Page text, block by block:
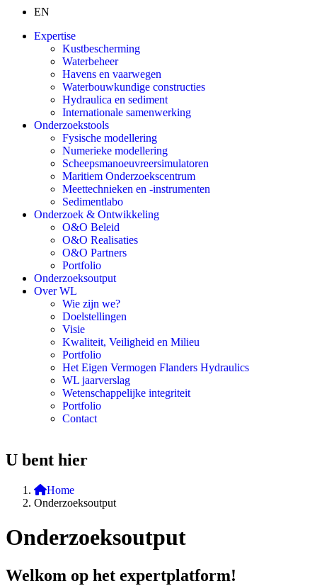
EN
Expertise
Kustbescherming
Waterbeheer
Havens en vaarwegen
Waterbouwkundige constructies
Hydraulica en sediment
Internationale samenwerking
Onderzoekstools
Fysische modellering
Numerieke modellering
Scheepsmanoeuvreersimulatoren
Maritiem Onderzoekscentrum
Meettechnieken en -instrumenten
Sedimentlabo
Onderzoek & Ontwikkeling
O&O Beleid
O&O Realisaties
O&O Partners
Portfolio
Onderzoeksoutput
Over WL
Wie zijn we?
Doelstellingen
Visie
Kwaliteit, Veiligheid en Milieu
Portfolio
Het Eigen Vermogen Flanders Hydraulics
WL jaarverslag
Wetenschappelijke integriteit
Portfolio
Contact
U bent hier
Home
Onderzoeksoutput
Onderzoeksoutput
Welkom op het expertplatform!